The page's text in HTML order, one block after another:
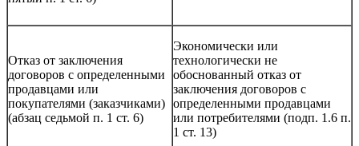
Отказ от заключения
договоров с определенными
продавцами или
покупателями (заказчиками)
(абзац седьмой п. 1 ст. 6)
Экономически или
технологически не
обоснованный отказ от
заключения договоров с
определенными продавцами
или потребителями (подп. 1.6 п.
1 ст. 13)